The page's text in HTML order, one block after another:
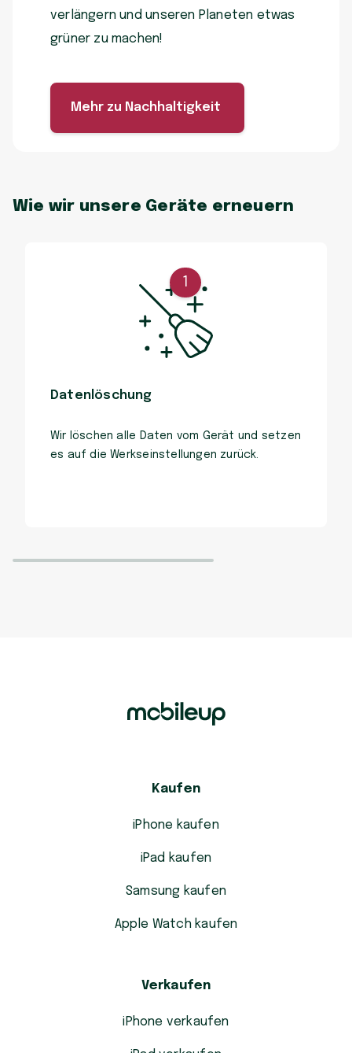
verlängern und unseren Planeten etwas
grüner zu machen!
Mehr zu Nachhaltigkeit
Wie wir unsere Geräte erneuern
Datenlöschung
Wir löschen alle Daten vom Gerät und setzen
es auf die Werkseinstellungen zurück.
Kaufen
iPhone kaufen
iPad kaufen
Samsung kaufen
Apple Watch kaufen
Verkaufen
iPhone verkaufen